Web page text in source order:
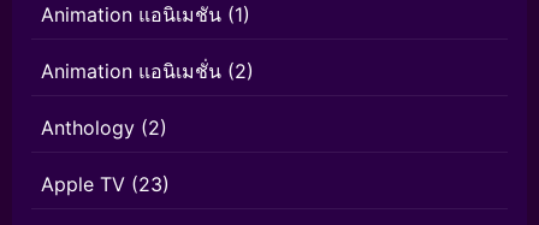
Animation แอนิเมชัน (1)
Animation แอนิเมชั่น (2)
Anthology (2)
Apple TV (23)